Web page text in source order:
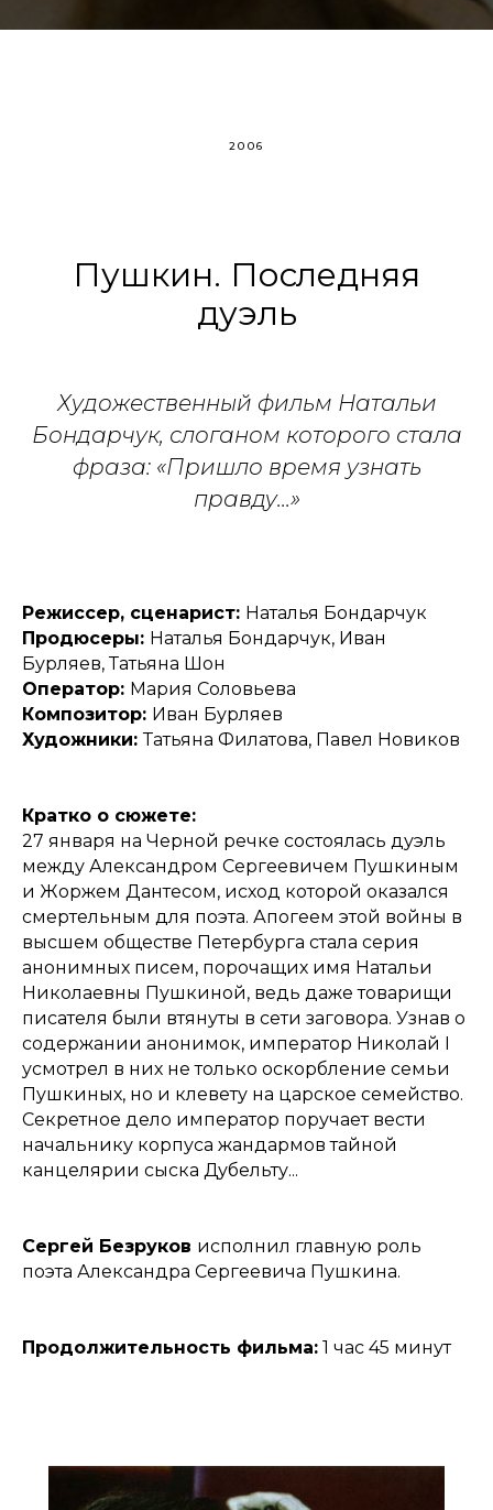
2006
Пушкин. Последняя
дуэль
Художественный фильм Натальи
Бондарчук, слоганом которого стала
фраза: «Пришло время узнать
правду...»
Режиссер, сценарист: Наталья Бондарчук
Продюсеры: Наталья Бондарчук, Иван
Бурляев, Татьяна Шон
Оператор: Мария Соловьева
Композитор: Иван Бурляев
Художники:Татьяна Филатова, Павел Новиков
Кратко о сюжете:
27 января на Черной речке состоялась дуэль
между Александром Сергеевичем Пушкиным
и Жоржем Дантесом, исход которой оказался
смертельным для поэта. Апогеем этой войны в
высшем обществе Петербурга стала серия
анонимных писем, порочащих имя Натальи
Николаевны Пушкиной, ведь даже товарищи
писателя были втянуты в сети заговора. Узнав о
содержании анонимок, император Николай I
усмотрел в них не только оскорбление семьи
Пушкиных, но и клевету на царское семейство.
Секретное дело император поручает вести
начальнику корпуса жандармов тайной
канцелярии сыска Дубельту...
Сергей Безруков исполнил главную роль
поэта Александра Сергеевича Пушкина.
Продолжительность фильма: 1 час 45 минут